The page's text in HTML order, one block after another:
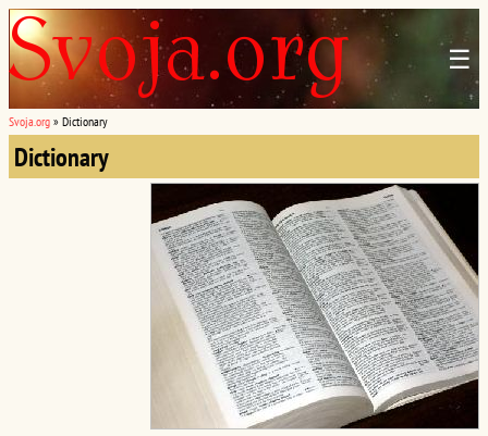
☰
Svoja.org » Dictionary
Dictionary